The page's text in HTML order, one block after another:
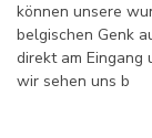
können unsere
belgischen Genk
direkt am Eingang
wir sehen uns b